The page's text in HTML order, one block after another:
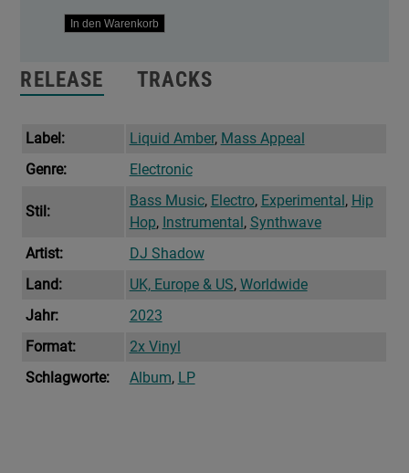
Action
Menge
In den Warenkorb
RELEASE TRACKS
Label: Liquid Amber, Mass Appeal
Genre:
Electronic
Stil:
Bass Music, Electro, Experimental , Hip
Hop, Instrumental , Synthwave
Artist:
DJ Shadow
Land:
UK, Europe & US, Worldwide
Jahr:
2023
Format:
2x Vinyl
Schlagworte:
Album, LP